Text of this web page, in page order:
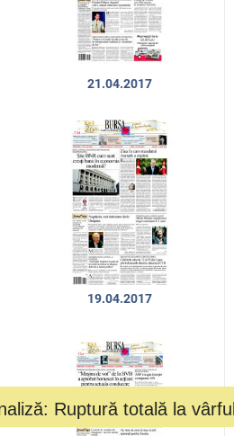
totală la vârful
21.04.2017
19.04.2017